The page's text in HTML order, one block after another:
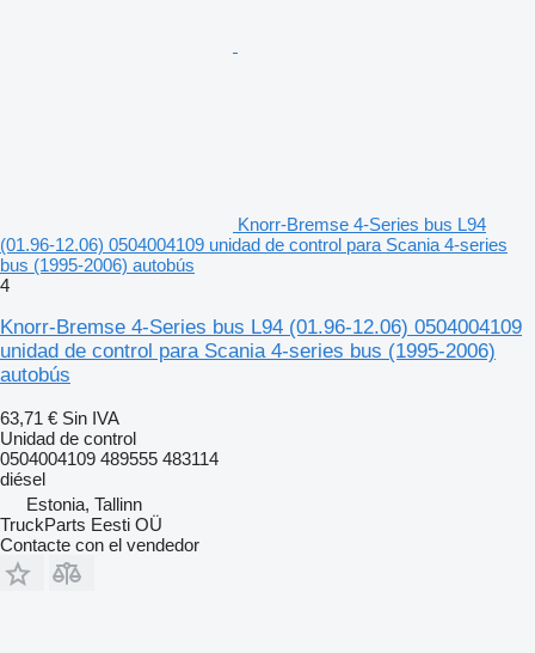
Knorr-Bremse 4-Series bus L94
(01.96-12.06) 0504004109 unidad de control para Scania 4-series
bus (1995-2006) autobús
4
Knorr-Bremse 4-Series bus L94 (01.96-12.06) 0504004109
unidad de control para Scania 4-series bus (1995-2006)
autobús
63,71 € Sin IVA
Unidad de control
0504004109 489555 483114
diésel
Estonia, Tallinn
TruckParts Eesti OÜ
Contacte con el vendedor